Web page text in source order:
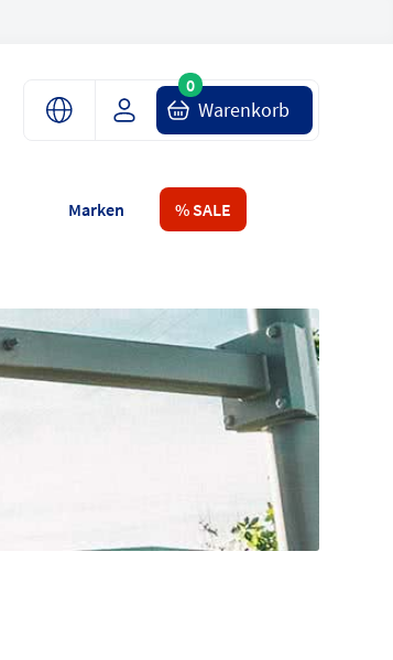
Warenkorb
0
Marken % SALE